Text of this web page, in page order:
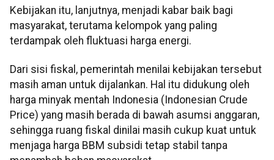
Kebijakan itu, lanjutnya, menjadi kabar baik bagi
masyarakat, terutama kelompok yang paling
terdampak oleh fluktuasi harga energi.
Dari sisi fiskal, pemerintah menilai kebijakan tersebut
masih aman untuk dijalankan. Hal itu didukung oleh
harga minyak mentah Indonesia (Indonesian Crude
Price) yang masih berada di bawah asumsi anggaran,
sehingga ruang fiskal dinilai masih cukup kuat untuk
menjaga harga BBM subsidi tetap stabil tanpa